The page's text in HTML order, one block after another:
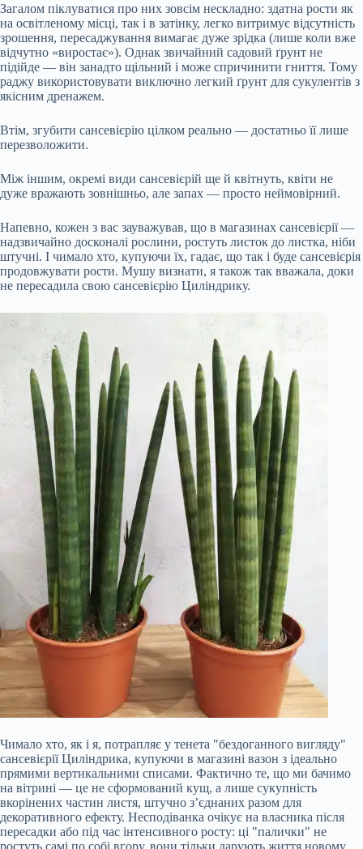
Загалом піклуватися про них зовсім нескладно: здатна рости як
на освітленому місці, так і в затінку, легко витримує відсутність
зрошення, пересаджування вимагає дуже зрідка (лише коли вже
відчутно «виростає»). Однак звичайний садовий ґрунт не
підійде — він занадто щільний і може спричинити гниття. Тому
раджу використовувати виключно легкий ґрунт для сукулентів з
якісним дренажем.
Втім, згубити сансевієрію цілком реально — достатньо її лише
перезволожити.
Між іншим, окремі види сансевієрій ще й квітнуть, квіти не
дуже вражають зовнішньо, але запах — просто неймовірний.
Напевно, кожен з вас зауважував, що в магазинах сансевієрії —
надзвичайно досконалі рослини, ростуть листок до листка, ніби
штучні. І чимало хто, купуючи їх, гадає, що так і буде сансевієрія
продовжувати рости. Мушу визнати, я також так вважала, доки
не пересадила свою сансевієрію Циліндрику.
Чимало хто, як і я, потрапляє у тенета "бездоганного вигляду"
сансевієрії Циліндрика, купуючи в магазині вазон з ідеально
прямими вертикальними списами. Фактично те, що ми бачимо
на вітрині — це не сформований кущ, а лише сукупність
вкорінених частин листя, штучно з’єднаних разом для
декоративного ефекту. Несподіванка очікує на власника після
пересадки або під час інтенсивного росту: ці "палички" не
ростуть самі по собі вгору, вони тільки дарують життя новому